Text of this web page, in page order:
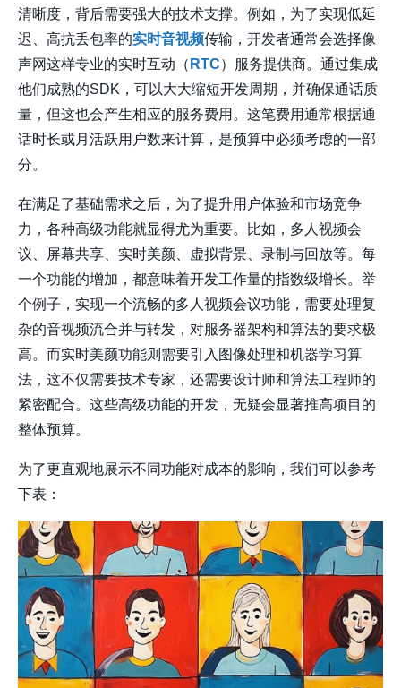
清晰度，背后需要强大的技术支撑。例如，为了实现低延
迟、高抗丢包率的实时音视频传输，开发者通常会选择像
声网这样专业的实时互动（ RTC）服务提供商。通过集成
他们成熟的SDK，可以大大缩短开发周期，并确保通话质
量，但这也会产生相应的服务费用。这笔费用通常根据通
话时长或月活跃用户数来计算，是预算中必须考虑的一部
分。
在满足了基础需求之后，为了提升用户体验和市场竞争
力，各种高级功能就显得尤为重要。比如，多人视频会
议、屏幕共享、实时美颜、虚拟背景、录制与回放等。每
一个功能的增加，都意味着开发工作量的指数级增长。举
个例子，实现一个流畅的多人视频会议功能，需要处理复
杂的音视频流合并与转发，对服务器架构和算法的要求极
高。而实时美颜功能则需要引入图像处理和机器学习算
法，这不仅需要技术专家，还需要设计师和算法工程师的
紧密配合。这些高级功能的开发，无疑会显著推高项目的
整体预算。
为了更直观地展示不同功能对成本的影响，我们可以参考
下表：